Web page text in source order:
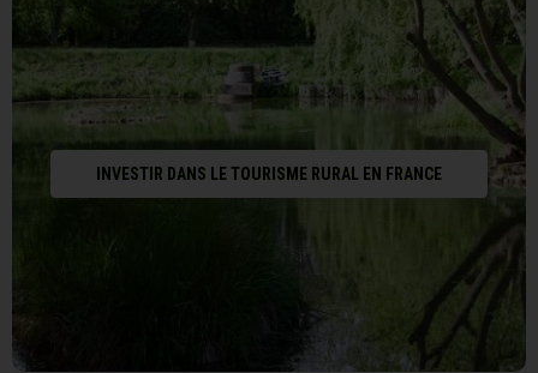
INVESTIR DANS LE TOURISME RURAL EN FRANCE